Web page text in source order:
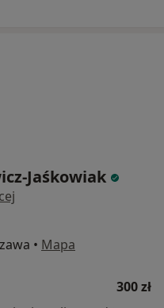
Jaśkowiak
• Mapa
300 zł